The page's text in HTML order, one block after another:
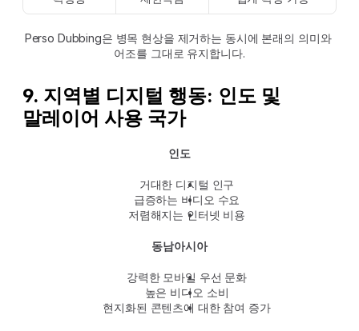
Perso Dubbing은 병목 현상을 제거하는 동시에 본래의 의미와
어조를 그대로 유지합니다.
9. 지역별 디지털 행동: 인도 및
말레이어 사용 국가
인도
거대한 디지털 인구
급증하는 비디오 수요
저렴해지는 인터넷 비용
동남아시아
강력한 모바일 우선 문화
높은 비디오 소비
현지화된 콘텐츠에 대한 참여 증가